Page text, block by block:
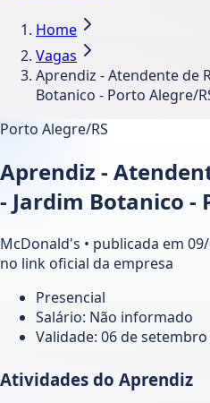
Home
Vagas
Aprendiz - Atendente de
Botanico - Porto Alegre/
Porto Alegre/RS
Aprendiz -
- Jardim Botanico -
McDonald's • publicada em
no link oficial da empresa
Presencial
Salário: Não informado
Validade: 06 de setembro
Atividades do Aprendiz